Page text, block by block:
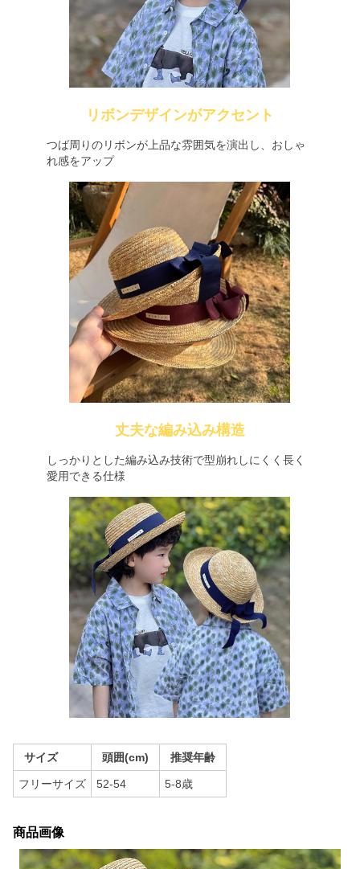
リボンデザインがアクセント
つば周りのリボンが上品な雰囲気を演出し、おしゃ
れ感をアップ
丈夫な編み込み構造
しっかりとした編み込み技術で型崩れしにくく長く
愛用できる仕様
サイズ 頭囲(cm) 推奨年齢
フリーサイズ 52-54 5-8歳
商品画像